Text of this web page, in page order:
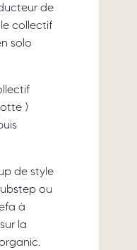
de
collectif
solo
)
de style
ou
à
la